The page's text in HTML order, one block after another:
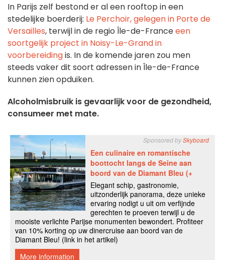
In Parijs zelf bestond er al een rooftop in een
stedelijke boerderij: Le Perchoir, gelegen in Porte de
Versailles, terwijl in de regio Île-de-Franceeen
soortgelijk project in Noisy-Le-Grand in
voorbereidingis. In de komende jaren zou men
steeds vaker dit soort adressen in Île-de-France
kunnen zien opduiken.
Alcoholmisbruik is gevaarlijk voor de gezondheid,
consumeer met mate.